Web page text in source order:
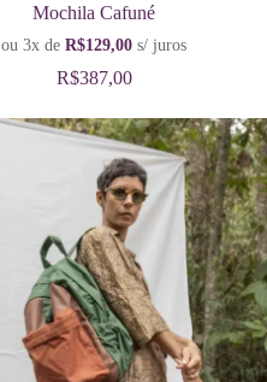
Mochila Cafuné
ou 3x deR$129,00 s/ juros
R$387,00